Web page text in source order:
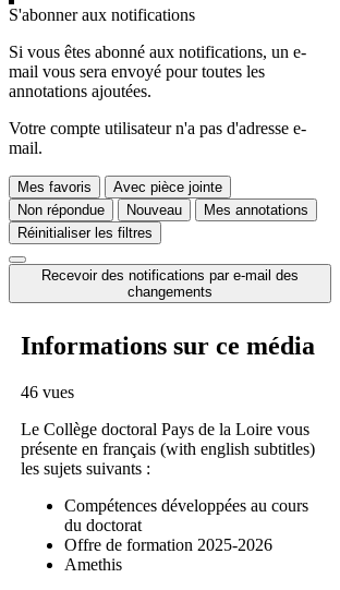
S'abonner aux notifications
Si vous êtes abonné aux notifications, un e-
mail vous sera envoyé pour toutes les
annotations ajoutées.
Votre compte utilisateur n'a pas d'adresse e-
mail.
Mes favoris
Avec pièce jointe
Non répondue
Nouveau
Mes annotations
Réinitialiser les filtres
Recevoir des notifications par e-mail des
changements
Informations sur ce média
46 vues
Le Collège doctoral Pays de la Loire vous
présente en français (with english subtitles)
les sujets suivants :
Compétences développées au cours
du doctorat
Offre de formation 2025-2026
Amethis